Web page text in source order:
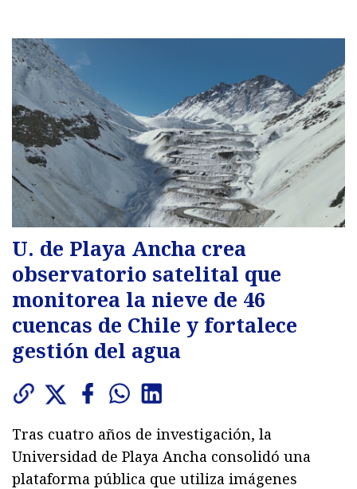
U. de Playa Ancha crea
observatorio satelital que
monitorea la nieve de 46
cuencas de Chile y fortalece
gestión del agua
Tras cuatro años de investigación, la
Universidad de Playa Ancha consolidó una
plataforma pública que utiliza imágenes